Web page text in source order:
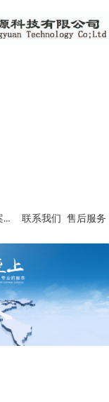
经典案例及资料下载 联系我们 售后服务